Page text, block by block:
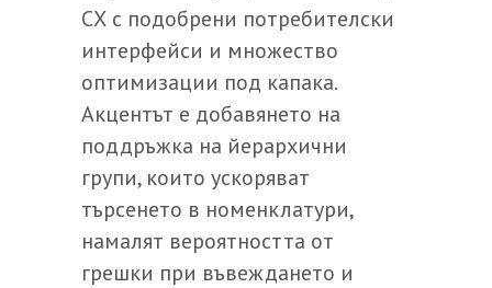
СХ с подобрени потребителски
интерфейси и множество
оптимизации под капака.
Акцентът е добавянето на
поддръжка на йерархични
групи, които ускоряват
търсенето в номенклатури,
намалят вероятността от
грешки при въвеждането и